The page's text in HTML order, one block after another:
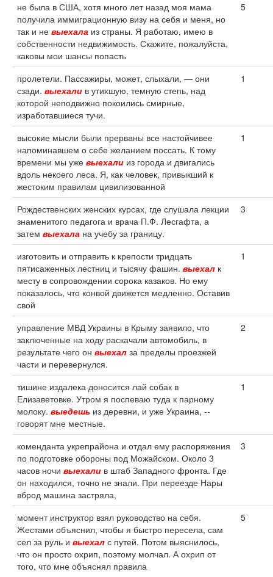
не была в США, хотя много лет назад моя мама
получила иммиграционную визу на себя и меня, но
так и не выехала из страны. Я работаю, имею в
собственности недвижимость. Скажите, пожалуйста,
каковы мои шансы попасть
5
пролетели. Пассажиры, может, слыхали, — они
сзади. выехали в утихшую, темную степь, над
которой неподвижно покоились смирные,
изработавшиеся тучи.
1
высокие мысли были прерваны все настойчивее
напоминавшем о себе желанием поссать. К тому
времени мы уже выехали из города и двигались
вдоль некоего леса. Я, как человек, привыкший к
жестоким правилам цивилизованной
1
Рождественских женских курсах, где слушала лекции
знаменитого педагога и врача П.Ф. Лесгафта, а
затем выехала на учебу за границу.
3
изготовить и отправить к крепости тридцать
пятисаженных лестниц и тысячу фашин. выехал к
месту в сопровождении сорока казаков. Но ему
показалось, что конвой движется медленно. Оставив
свой
1
управление МВД Украины в Крыму заявило, что
заключенные на ходу раскачали автомобиль, в
результате чего он выехал за пределы проезжей
части и перевернулся.
2
тишине издалека доносится лай собак в
Елизаветовке. Утром я поспеваю туда к парному
молоку. выедешь из деревни, и уже Украина, --
говорят мне местные.
1
коменданта укрепрайона и отдал ему распоряжения
по подготовке обороны под Можайском. Около 3
часов ночи выехали в штаб Западного фронта. Где
он находился, точно не знали. При переезде Нары
вброд машина застряла,
3
момент инструктор взял руководство на себя.
Жестами объяснил, чтобы я быстро пересела, сам
сел за руль и выехал с путей. Потом выяснилось,
что он просто охрип, поэтому молчал. А охрип от
того, что мне объяснял правила
5